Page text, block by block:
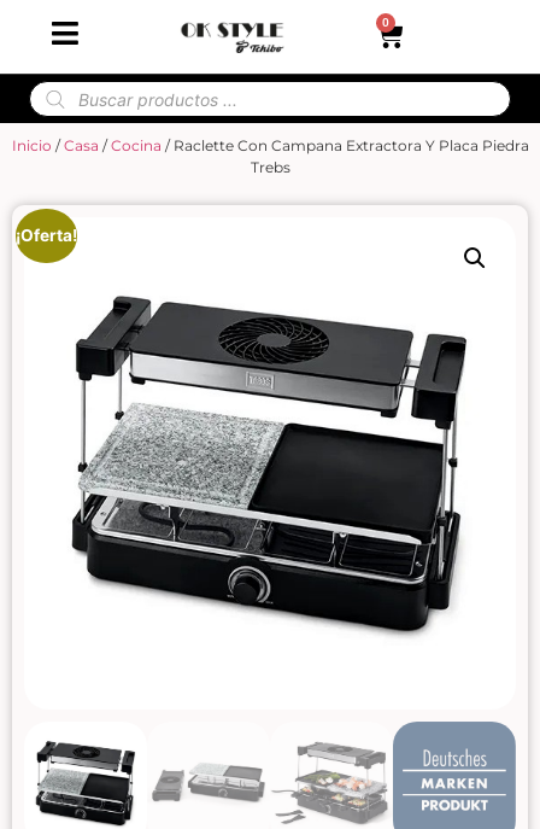
0
Inicio /Casa /Cocina / Raclette Con Campana Extractora Y Placa Piedra
Trebs
¡Oferta!